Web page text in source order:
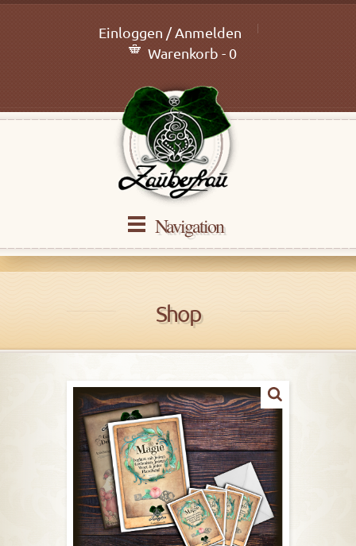
Einloggen / Anmelden
Warenkorb - 0
Navigation
Shop